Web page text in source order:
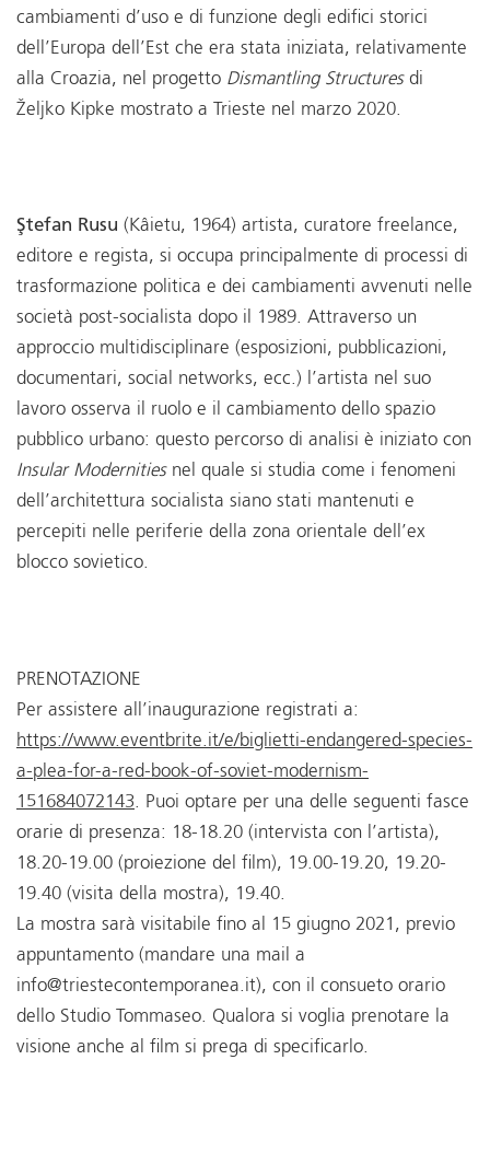
cambiamenti d’uso e di funzione degli edifici storici
dell’Europa dell’Est che era stata iniziata, relativamente
alla Croazia, nel progetto Dismantling Structures di
Željko Kipke mostrato a Trieste nel marzo 2020.
Ştefan Rusu (Kâietu, 1964) artista, curatore freelance,
editore e regista, si occupa principalmente di processi di
trasformazione politica e dei cambiamenti avvenuti nelle
società post-socialista dopo il 1989. Attraverso un
approccio multidisciplinare (esposizioni, pubblicazioni,
documentari, social networks, ecc.) l’artista nel suo
lavoro osserva il ruolo e il cambiamento dello spazio
pubblico urbano: questo percorso di analisi è iniziato con
Insular Modernitiesnel quale si studia come i fenomeni
dell’architettura socialista siano stati mantenuti e
percepiti nelle periferie della zona orientale dell’ex
blocco sovietico.
PRENOTAZIONE
Per assistere all’inaugurazione registrati a:
https://www.eventbrite.it/e/biglietti-endangered-species-
a-plea-for-a-red-book-of-soviet-modernism-
151684072143. Puoi optare per una delle seguenti fasce
orarie di presenza: 18-18.20 (intervista con l’artista),
18.20-19.00 (proiezione del film), 19.00-19.20, 19.20-
19.40 (visita della mostra), 19.40.
La mostra sarà visitabile fino al 15 giugno 2021, previo
appuntamento (mandare una mail a
info@triestecontemporanea.it), con il consueto orario
dello Studio Tommaseo. Qualora si voglia prenotare la
visione anche al film si prega di specificarlo.